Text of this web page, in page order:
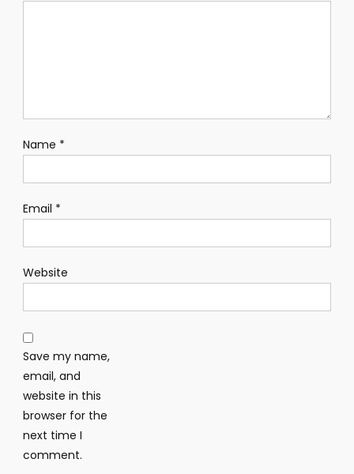
Name *
Email *
Website
Save my name,
email, and
website in this
browser for the
next time I
comment.